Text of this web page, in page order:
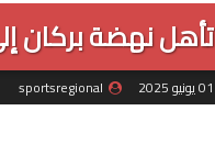
تأهل نهضة بركان
sportsregional